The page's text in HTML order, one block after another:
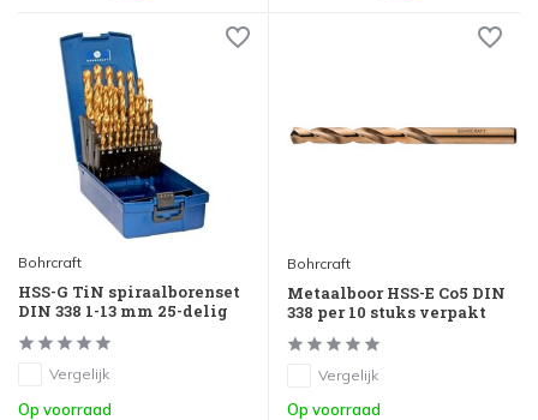
Bohrcraft
HSS-G TiN spiraalborenset
DIN 338 1-13 mm 25-delig
Vergelijk
Op voorraad
Bohrcraft
Metaalboor HSS-E Co5 DIN
338 per 10 stuks verpakt
Vergelijk
Op voorraad